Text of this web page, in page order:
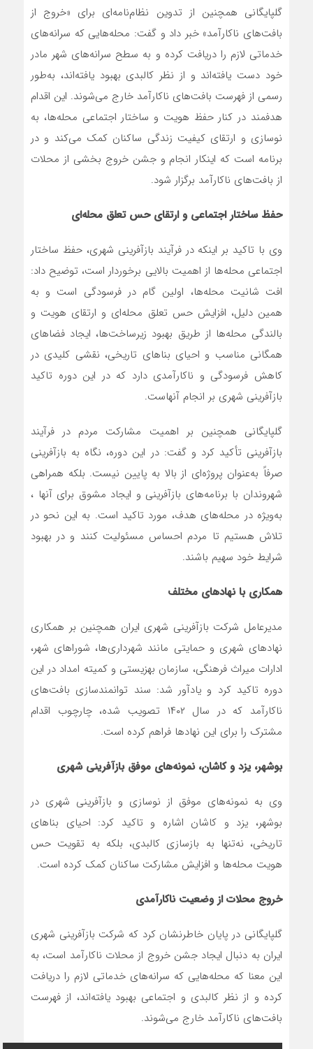
گلپایگانی همچنین از تدوین نظام‌نامه‌ای برای «خروج از
بافت‌های ناکارآمد» خبر داد و گفت: محله‌هایی که سرانه‌های
خدماتی لازم را دریافت کرده و به سطح سرانه‌های شهر مادر
خود دست یافته‌اند و از نظر کالبدی بهبود یافته‌اند، به‌طور
رسمی از فهرست بافت‌های ناکارآمد خارج می‌شوند. این اقدام
هدفمند در کنار حفظ هویت و ساختار اجتماعی محله‌ها، به
نوسازی و ارتقای کیفیت زندگی ساکنان کمک می‌کند و در
برنامه است که اینکار انجام و جشن خروج بخشی از محلات
از بافت‌های ناکارآمد برگزار شود.
حفظ ساختار اجتماعی و ارتقای حس تعلق محله‌ای
وی با تاکید بر اینکه در فرآیند بازآفرینی شهری، حفظ ساختار
اجتماعی محله‌ها از اهمیت بالایی برخوردار است، توضیح داد:
افت شانیت محله‌ها، اولین گام در فرسودگی است و به
همین دلیل، افزایش حس تعلق محله‌ای و ارتقای هویت و
بالندگی محله‌ها از طریق بهبود زیرساخت‌ها، ایجاد فضاهای
همگانی مناسب و احیای بناهای تاریخی، نقشی کلیدی در
کاهش فرسودگی و ناکارآمدی دارد که در این دوره تاکید
بازآفرینی شهری بر انجام آنهاست.
گلپایگانی همچنین بر اهمیت مشارکت مردم در فرآیند
بازآفرینی تأکید کرد و گفت: در این دوره، نگاه به بازآفرینی
صرفاً به‌عنوان پروژه‌ای از بالا به پایین نیست. بلکه همراهی
شهروندان با برنامه‌های بازآفرینی و ایجاد مشوق برای آنها ،
به‌ویژه در محله‌های هدف، مورد تاکید است. به این نحو در
تلاش هستیم تا مردم احساس مسئولیت کنند و در بهبود
شرایط خود سهیم باشند.
همکاری با نهادهای مختلف
مدیرعامل شرکت بازآفرینی شهری ایران همچنین بر همکاری
نهادهای شهری و حمایتی مانند شهرداری‌ها، شوراهای شهر،
ادارات میراث فرهنگی، سازمان بهزیستی و کمیته امداد در این
دوره تاکید کرد و یادآور شد: سند توانمندسازی بافت‌های
ناکارآمد که در سال ۱۴۰۲ تصویب شده، چارچوب اقدام
مشترک را برای این نهادها فراهم کرده است.
بوشهر، یزد و کاشان، نمونه‌های موفق بازآفرینی شهری
وی به نمونه‌های موفق از نوسازی و بازآفرینی شهری در
بوشهر، یزد و کاشان اشاره و تاکید کرد: احیای بناهای
تاریخی، نه‌تنها به بازسازی کالبدی، بلکه به تقویت حس
هویت محله‌ها و افزایش مشارکت ساکنان کمک کرده است.
خروج محلات از وضعیت ناکارآمدی
گلپایگانی در پایان خاطرنشان کرد که شرکت بازآفرینی شهری
ایران به دنبال ایجاد جشن خروج از محلات ناکارآمد است، به
این معنا که محله‌هایی که سرانه‌های خدماتی لازم را دریافت
کرده و از نظر کالبدی و اجتماعی بهبود یافته‌اند، از فهرست
بافت‌های ناکارآمد خارج می‌شوند.